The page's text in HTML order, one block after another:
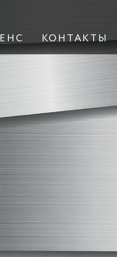
КОНТАКТЫ